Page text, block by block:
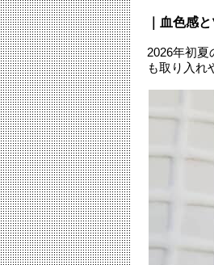
｜血色感
2026年初
も取り入れ